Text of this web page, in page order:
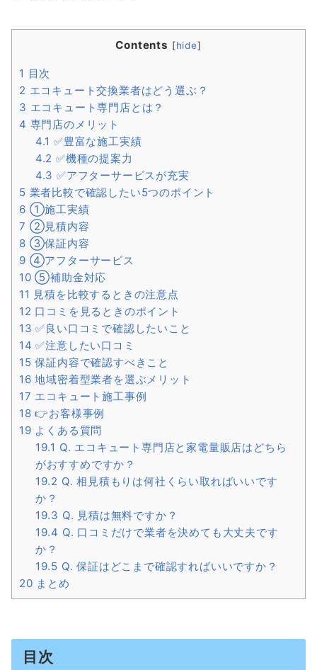
Contents [hide]
1 目次
2 エコキュート交換業者はどう選ぶ？
3 エコキュート専門店とは？
4 専門店のメリット
4.1 ✅豊富な施工実績
4.2 ✅機種の提案力
4.3 ✅アフターサービスが充実
5 業者比較で確認したい5つのポイント
6 ①施工実績
7 ②見積内容
8 ③保証内容
9 ④アフターサービス
10 ⑤補助金対応
11 見積を比較するときの注意点
12 口コミを見るときのポイント
13 ✅良い口コミで確認したいこと
14 ✅注意したい口コミ
15 保証内容で確認すべきこと
16 地域密着型業者を選ぶメリット
17 エコキュート施工事例
18 👉お客様事例
19 よくある質問
19.1 Q. エコキュート専門店と家電量販店はどちら
がおすすめですか？
19.2 Q. 相見積もりは何社くらい取ればいいです
か？
19.3 Q. 見積は無料ですか？
19.4 Q. 口コミだけで業者を決めても大丈夫です
か？
19.5 Q. 保証はどこまで確認すればいいですか？
20 まとめ
目次